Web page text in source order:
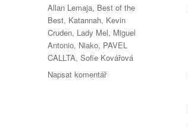
Štítky:
Allan Lemaja, Best of the
Best, Katannah, Kevin
Cruden, Lady Mel, Miguel
Antonio, Niako, PAVEL
CALLTA,Sofie Kovářová
Napsat komentářpro